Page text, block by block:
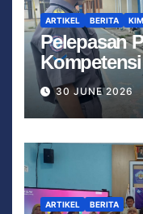
ARTIKEL BERITA
Pelepasan
Tahun
30 JUNE 2026
ARTIKEL BERITA